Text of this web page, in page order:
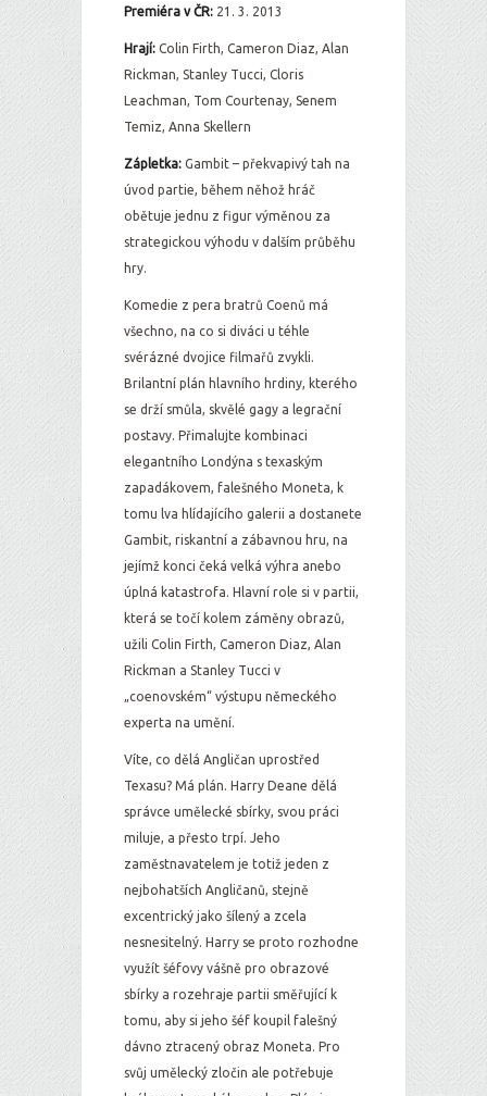
Premiéra v ČR: 21. 3. 2013
Hrají: Colin Firth, Cameron Diaz, Alan
Rickman, Stanley Tucci, Cloris
Leachman, Tom Courtenay, Senem
Temiz, Anna Skellern
Zápletka: Gambit – překvapivý tah na
úvod partie, během něhož hráč
obětuje jednu z figur výměnou za
strategickou výhodu v dalším průběhu
hry.
Komedie z pera bratrů Coenů má
všechno, na co si diváci u téhle
svérázné dvojice filmařů zvykli.
Brilantní plán hlavního hrdiny, kterého
se drží smůla, skvělé gagy a legrační
postavy. Přimalujte kombinaci
elegantního Londýna s texaským
zapadákovem, falešného Moneta, k
tomu lva hlídajícího galerii a dostanete
Gambit, riskantní a zábavnou hru, na
jejímž konci čeká velká výhra anebo
úplná katastrofa. Hlavní role si v partii,
která se točí kolem záměny obrazů,
užili Colin Firth, Cameron Diaz, Alan
Rickman a Stanley Tucci v
„coenovském“ výstupu německého
experta na umění.
Víte, co dělá Angličan uprostřed
Texasu? Má plán. Harry Deane dělá
správce umělecké sbírky, svou práci
miluje, a přesto trpí. Jeho
zaměstnavatelem je totiž jeden z
nejbohatších Angličanů, stejně
excentrický jako šílený a zcela
nesnesitelný. Harry se proto rozhodne
využít šéfovy vášně pro obrazové
sbírky a rozehraje partii směřující k
tomu, aby si jeho šéf koupil falešný
dávno ztracený obraz Moneta. Pro
svůj umělecký zločin ale potřebuje